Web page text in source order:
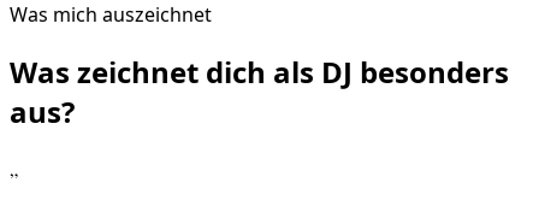
Was mich auszeichnet
Was zeichnet dich als DJ besonders
aus?
„